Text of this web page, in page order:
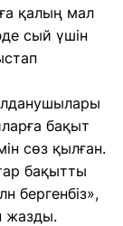
қалың мал
сый үшін
бақыт
сөз қылған.
бақытты
бергенбіз»,
жазды.